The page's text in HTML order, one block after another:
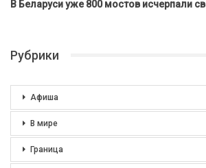
В Беларуси уже 800 мостов исчерпали
Рубрики
Афиша
В мире
Граница